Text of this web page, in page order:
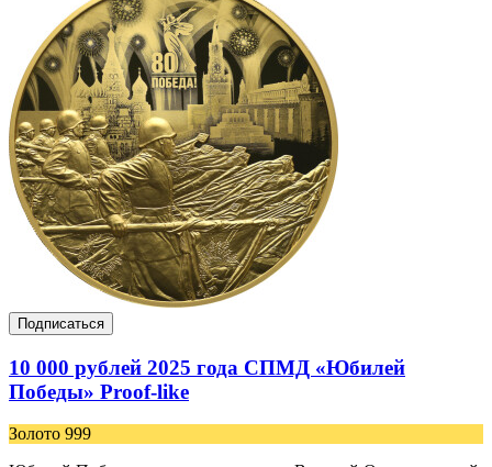
Подписаться
10 000 рублей 2025 года СПМД «Юбилей
Победы» Proof-like
Золото 999